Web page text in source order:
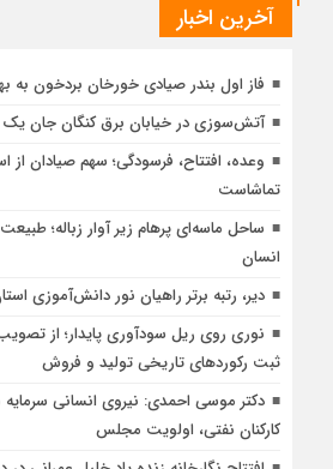
آخرین اخبار
فاز اول بندر صیادی خورخان بردخون به
آتش‌سوزی در خیابان برق کنگان جان
وعده، افتتاح، فرسودگی؛ سهم صیادان
تماشاست
ساحل ماسه‌ای پرهام زیر آوار زباله؛
انسان
دیر، رتبه برتر راهیان نور دانش‌آموزی
ثبت رکوردهای تاریخی تولید و فروش
دکتر موسی احمدی: نیروی انسانی
کارکنان نفتی، اولویت مجلس